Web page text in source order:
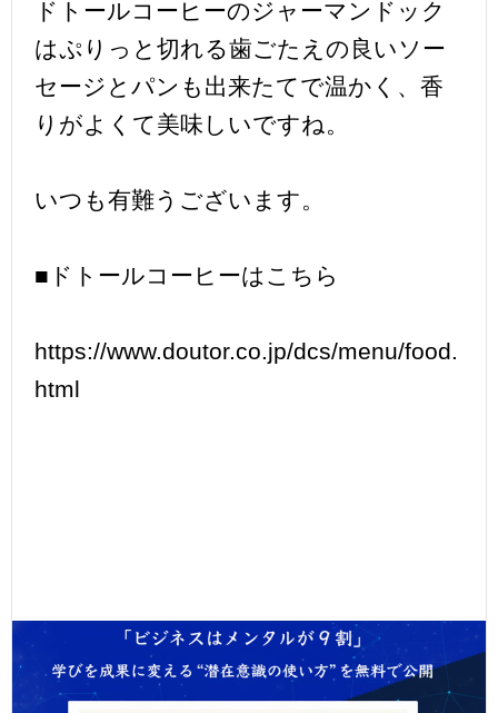
ドトールコーヒーのジャーマンドック
はぷりっと切れる歯ごたえの良いソー
セージとパンも出来たてで温かく、香
りがよくて美味しいですね。
いつも有難うございます。
■ドトールコーヒーはこちら
https://www.doutor.co.jp/dcs/menu/food.
html